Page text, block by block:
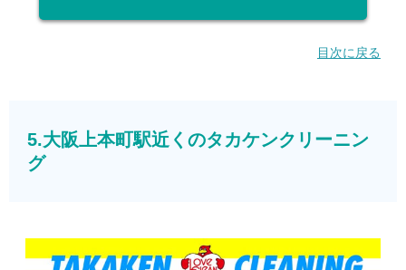
目次に戻る
5.大阪上本町駅近くのタカケンクリーニン
グ